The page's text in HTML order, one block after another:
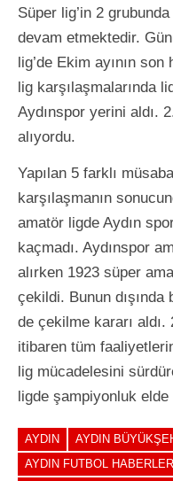
Süper lig’in 2
devam etmektedir.
lig’de Ekim ayının
lig karşılaşmalarında
Aydınspor yerini aldı.
alıyordu.
Yapılan 5 farklı
karşılaşmanın
amatör ligde Aydın
kaçmadı. Aydınspor
alırken 1923 süper
çekildi. Bunun
de çekilme kararı
itibaren tüm
lig mücadelesini
ligde şampiyonluk
AYDIN
AYDIN
AYDIN FUTBOL HABERLERI